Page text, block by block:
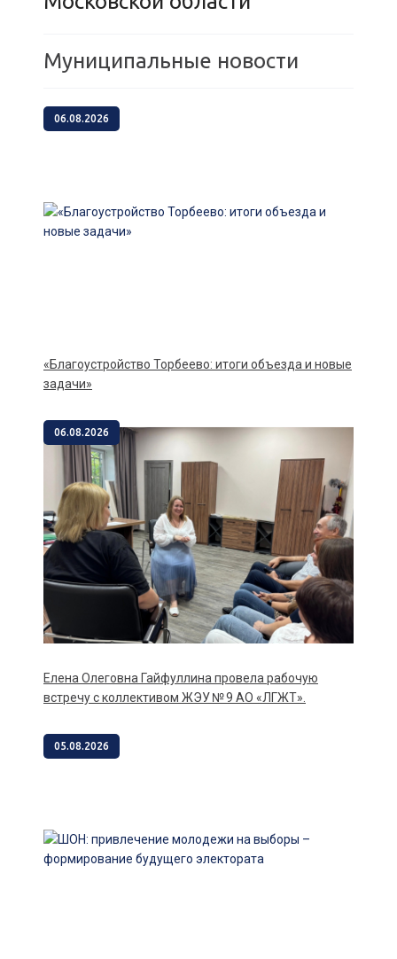
Муниципальные новости
06.08.2026
«Благоустройство Торбеево: итоги объезда и новые
задачи»
06.08.2026
Елена Олеговна Гайфуллина провела рабочую
встречу с коллективом ЖЭУ № 9 АО «ЛГЖТ».
05.08.2026